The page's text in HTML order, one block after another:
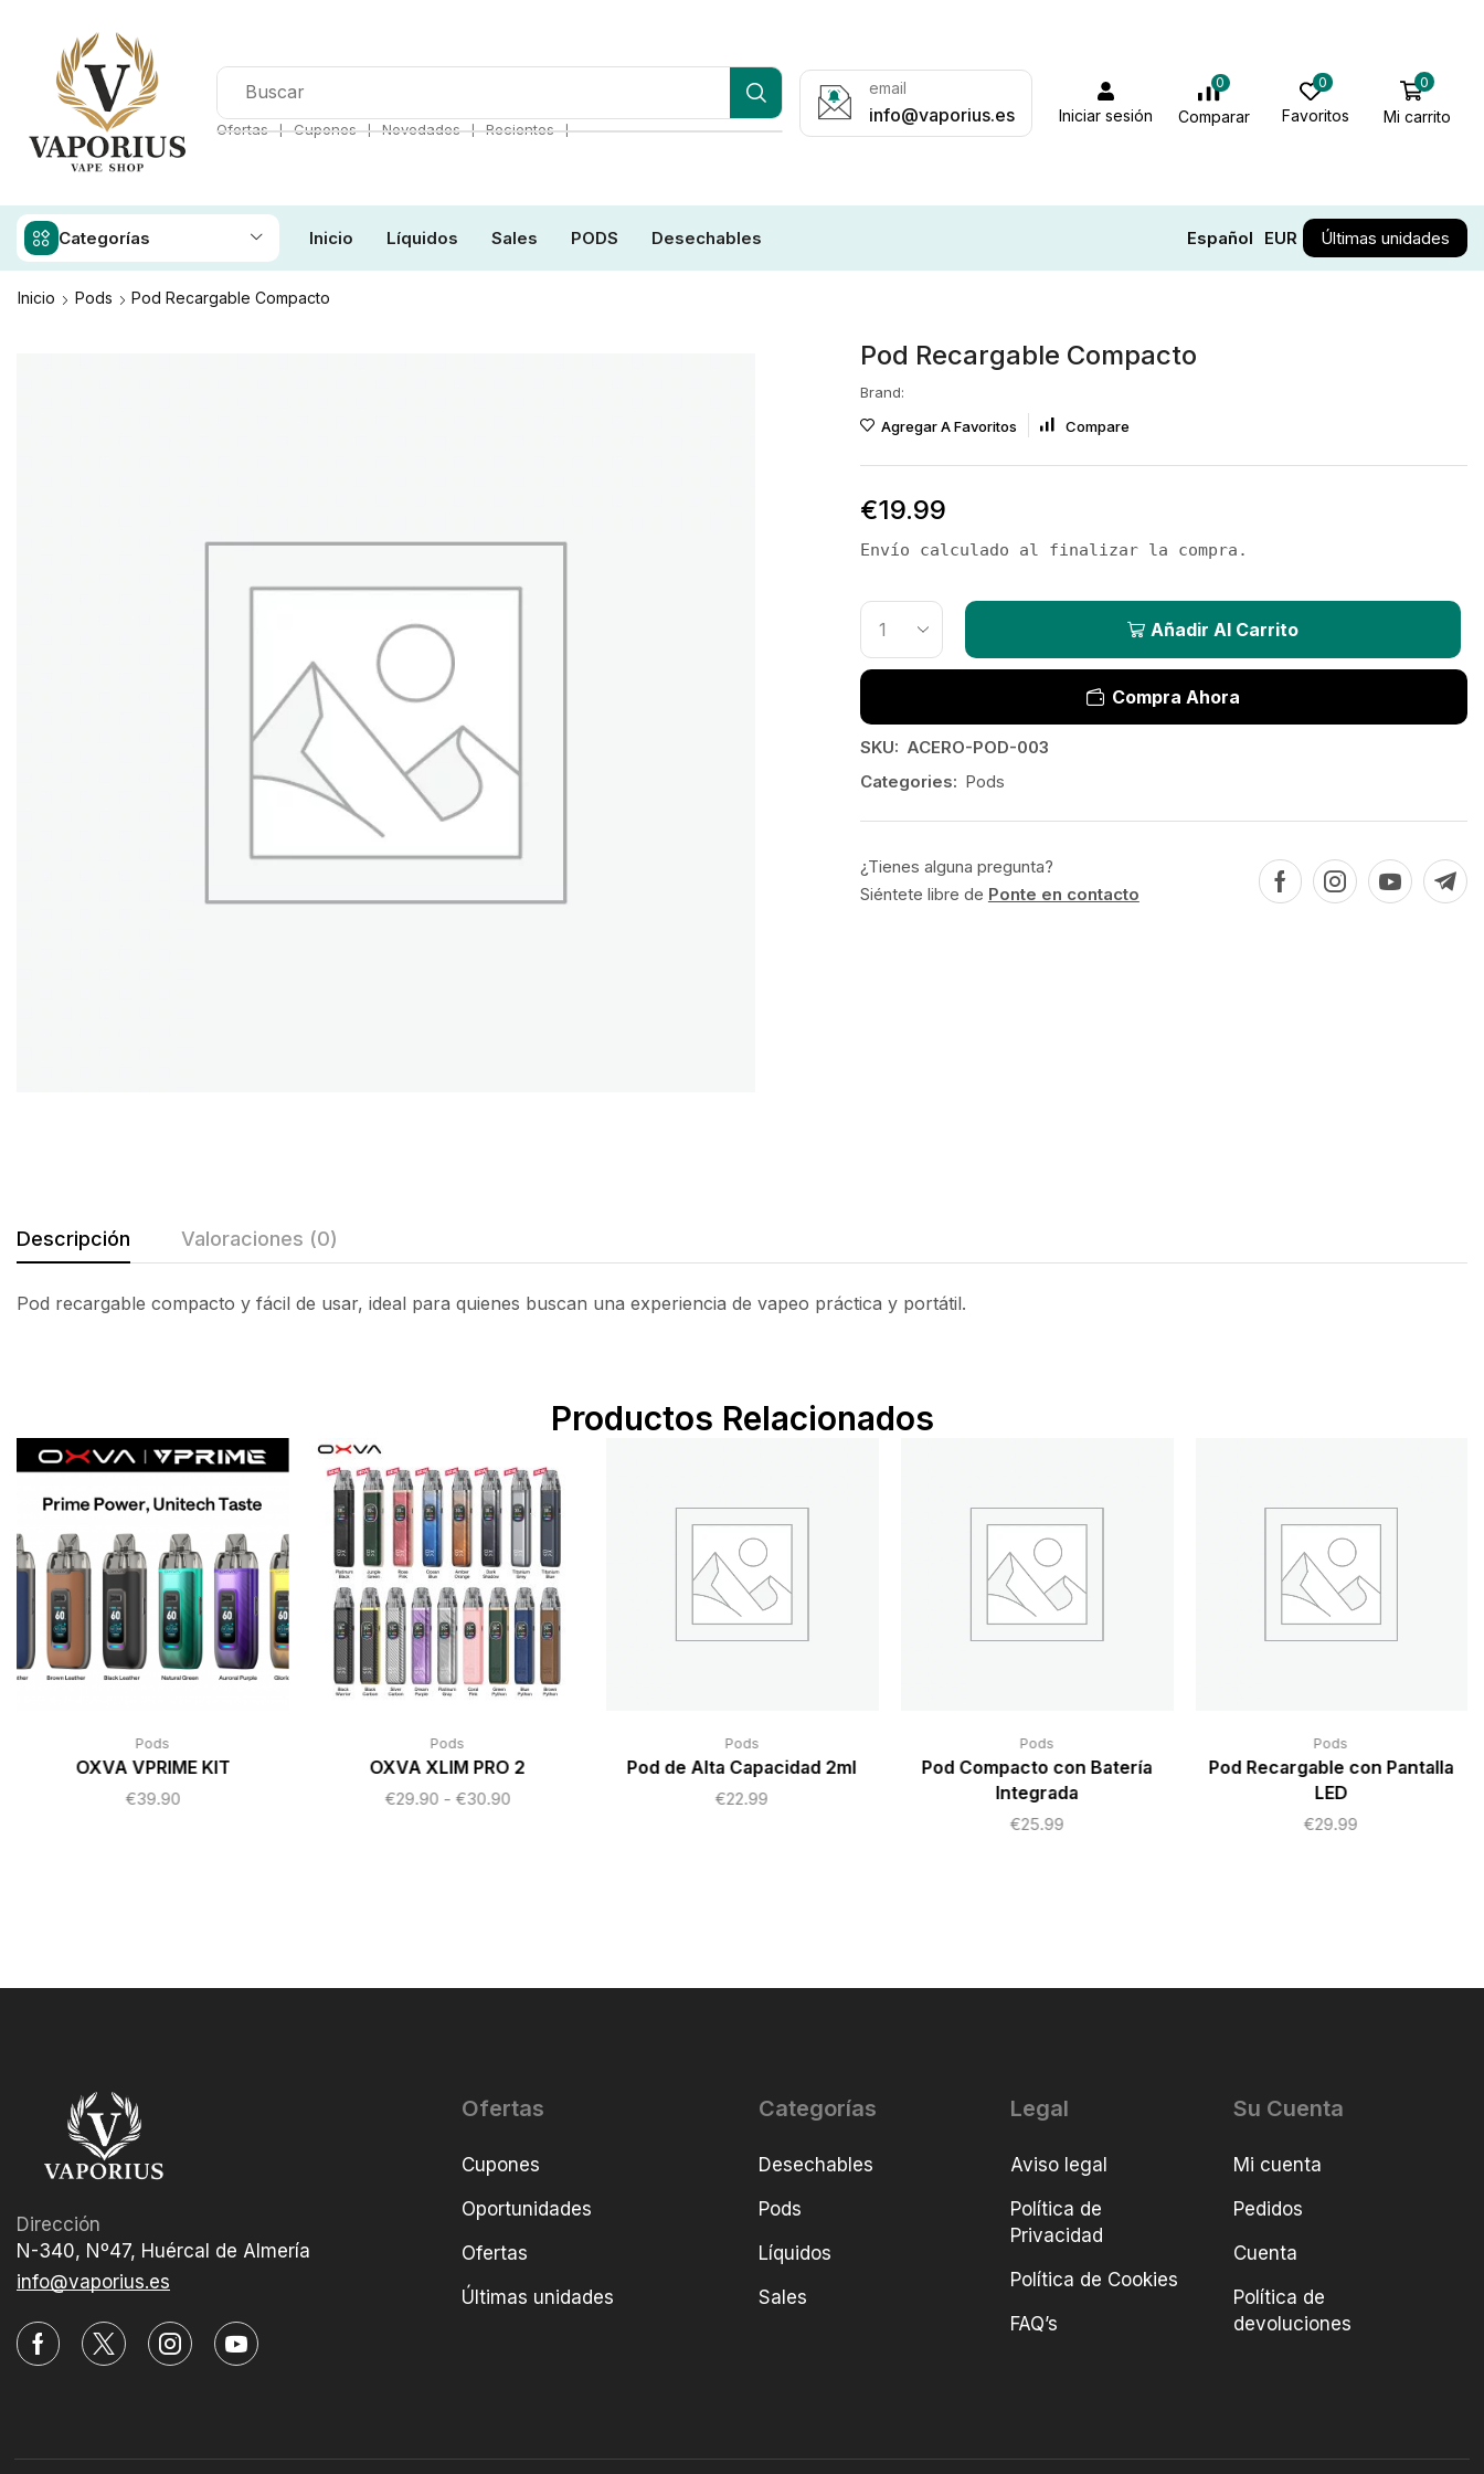
Ofertas ❘ Cupones ❘ Novedades ❘ Recientes ❘
email
info@vaporius.es Iniciar sesión
0
Comparar
0
Favoritos
0
Mi carrito
Categorías Inicio Líquidos Sales PODS Desechables Español EUR Últimas unidades
Inicio Pods Pod Recargable Compacto
Pod Recargable Compacto
Brand:
Agregar A Favoritos
Compare
€19.99
Envío calculado al finalizar la compra.
Añadir Al Carrito
Compra Ahora
SKU: ACERO-POD-003
Categories: Pods
¿Tienes alguna pregunta?
Siéntete libre de Ponte en contacto
Descripción Valoraciones (0)
Pod recargable compacto y fácil de usar, ideal para quienes buscan una experiencia de vapeo práctica y portátil.
Productos Relacionados
Pods
OXVA VPRIME KIT
€39.90
Pods
OXVA XLIM PRO 2
€29.90 - €30.90
Pods
Pod de Alta Capacidad 2ml
€22.99
Pods
Pod Compacto con Batería
Integrada
€25.99
Pods
Pod Recargable con Pantalla
LED
€29.99
Dirección
N-340, Nº47, Huércal de Almería
info@vaporius.es
Ofertas
Cupones
Oportunidades
Ofertas
Últimas unidades
Categorías
Desechables
Pods
Líquidos
Sales
Legal
Aviso legal
Política de
Privacidad
Política de Cookies
FAQ’s
Su Cuenta
Mi cuenta
Pedidos
Cuenta
Política de
devoluciones